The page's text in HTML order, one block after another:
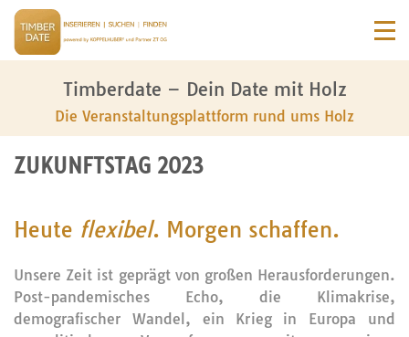
Timberdate – Dein Date mit Holz
Die Veranstaltungsplattform rund ums Holz
ZUKUNFTSTAG 2023
Heute flexibel. Morgen schaffen.
Unsere Zeit ist geprägt von großen Herausforderungen.
Post-pandemisches Echo, die Klimakrise,
demografischer Wandel, ein Krieg in Europa und